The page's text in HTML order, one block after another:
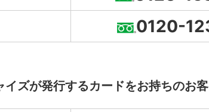
0120-
ズが発行するカードをお持ちのお